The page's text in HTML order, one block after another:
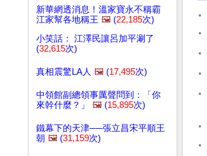
新華網透消息！溫家寶永不稱霸
江家幫各地稱王 🖼️ (22,185次)
小笑話： 江澤民讓呂加平涮了
(32,615次)
真相震驚LA人 🖼️ (17,495次)
中領館副總領事厲聲問到：「你
來幹什麼？」
🖼️ (15,895次)
鐵幕下的天津──張立昌宋平順王
朝 🖼️ (31,159次)